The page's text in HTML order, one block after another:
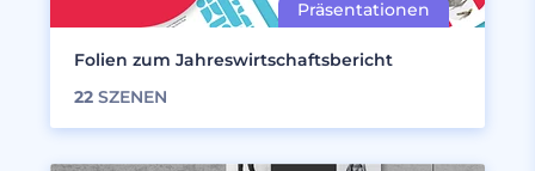
Folien zum Jahreswirtschaftsbericht
22 SZENEN